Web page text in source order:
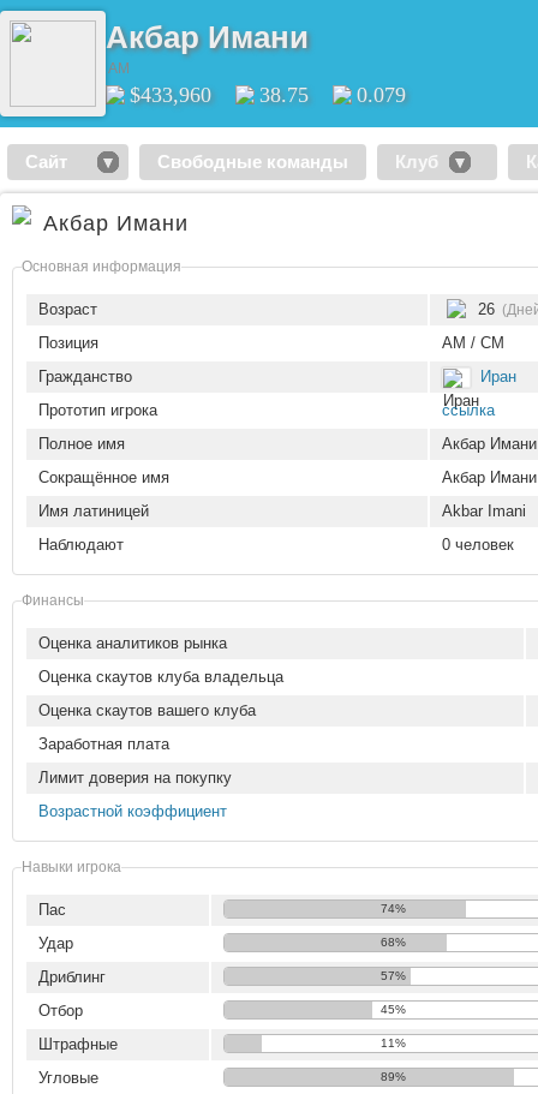
Акбар Имани
AM
$433,960 38.75 0.079
Сайт Свободные команды Клуб
Акбар Имани
Основная информация
Возраст 26
Позиция
AM / CM
Гражданство
Иран
Прототип игрока
ссылка
Полное имя
Акбар Имани
Сокращённое имя
Акбар Имани
Имя латиницей
Akbar Imani
Наблюдают
0 человек
Финансы
Оценка аналитиков рынка
Оценка скаутов клуба владельца
Оценка скаутов вашего клуба
Заработная плата
Лимит доверия на покупку
Возрастной коэффициент
Навыки игрока
Пас 74%
Удар 68%
Дриблинг 57%
Отбор 45%
Штрафные 11%
Угловые 89%